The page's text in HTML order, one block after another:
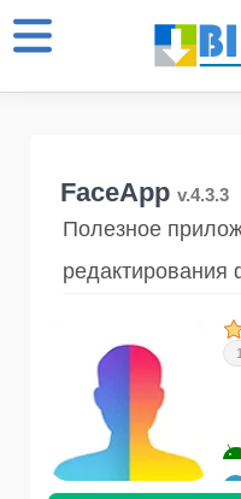
FaceApp v.4.3.3
Полезное
редактирования